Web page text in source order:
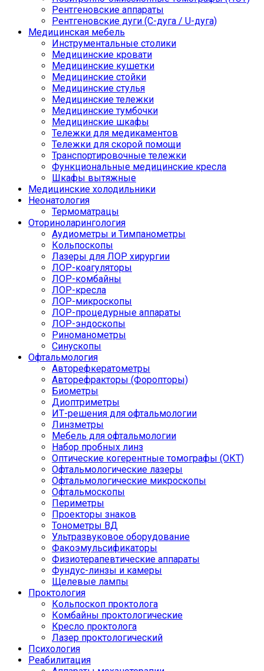
Рентгеновские аппараты
Рентгеновские дуги (С-дуга / U-дуга)
Медицинская мебель
Инструментальные столики
Медицинские кровати
Медицинские кушетки
Медицинские стойки
Медицинские стулья
Медицинские тележки
Медицинские тумбочки
Медицинские шкафы
Тележки для медикаментов
Тележки для скорой помощи
Транспортировочные тележки
Функциональные медицинские кресла
Шкафы вытяжные
Медицинские холодильники
Неонатология
Термоматрацы
Оториноларингология
Аудиометры и Тимпанометры
Кольпоскопы
Лазеры для ЛОР хирургии
ЛОР-коагуляторы
ЛОР-комбайны
ЛОР-кресла
ЛОР-микроскопы
ЛОР-процедурные аппараты
ЛОР-эндоскопы
Риноманометры
Синускопы
Офтальмология
Авторефкератометры
Авторефракторы (Форопторы)
Биометры
Диоптриметры
ИТ-решения для офтальмологии
Линзметры
Мебель для офтальмологии
Набор пробных линз
Оптические когерентные томографы (ОКТ)
Офтальмологические лазеры
Офтальмологические микроскопы
Офтальмоскопы
Периметры
Проекторы знаков
Тонометры ВД
Ультразвуковое оборудование
Факоэмульсификаторы
Физиотерапевтические аппараты
Фундус-линзы и камеры
Щелевые лампы
Проктология
Кольпоскоп проктолога
Комбайны проктологические
Кресло проктолога
Лазер проктологический
Психология
Реабилитация